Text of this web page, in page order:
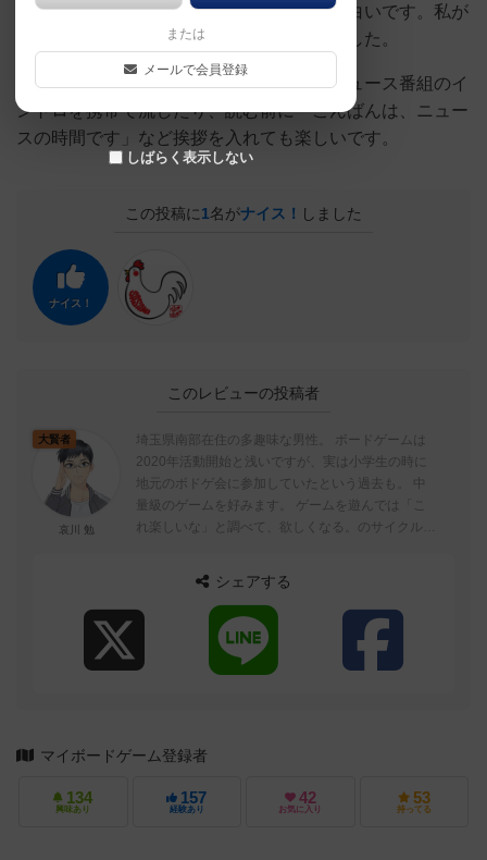
ター役としてニュースを読み上げる役も面白いです。私が
キャスター役をやった際は笑ってしまいました。
キャスターがニュースを読み上げる前にニュース番組のイ
ントロを携帯で流したり、読む前に「こんばんは、ニュー
スの時間です」など挨拶を入れても楽しいです。
この投稿に1名がナイス！ しました
ナイス！
このレビューの投稿者
大賢者
哀川 勉
埼玉県南部在住の多趣味な男性。 ボードゲームは
2020年活動開始と浅いですが、実は小学生の時に
地元のボドゲ会に参加していたという過去も。 中
量級のゲームを好みます。 ゲームを遊んでは「こ
れ楽しいな」と調べて、欲しくなる。のサイクルで
シェアする
マイボードゲーム登録者
134
興味あり
157
経験あり
42
お気に入り
53
持ってる
または
メールで会員登録
しばらく表示しない